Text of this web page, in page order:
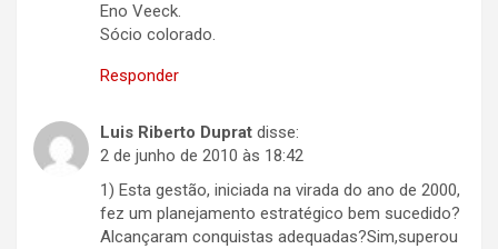
Eno Veeck.
Sócio colorado.
Responder
Luis Riberto Duprat disse:
2 de junho de 2010 às 18:42
1) Esta gestão, iniciada na virada do ano de 2000,
fez um planejamento estratégico bem sucedido?
Alcançaram conquistas adequadas?Sim,superou